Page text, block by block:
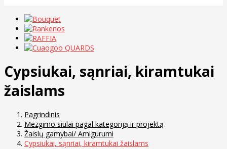
Cypsiukai, sąnriai, kiramtukai
žaislams
Pagrindinis
Mezgimo siūlai pagal kategoriją ir projektą
Žaislų gamybai/ Amigurumi
Cypsiukai, sąnriai, kiramtukai žaislams